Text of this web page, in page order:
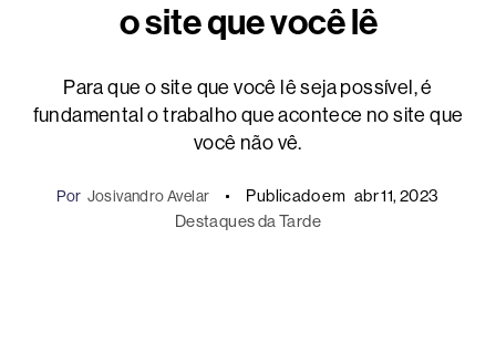
o site que você lê
Para que o site que você lê seja possível, é
fundamental o trabalho que acontece no site que
você não vê.
Por Josivandro Avelar Publicado em abr 11, 2023
Destaques da Tarde